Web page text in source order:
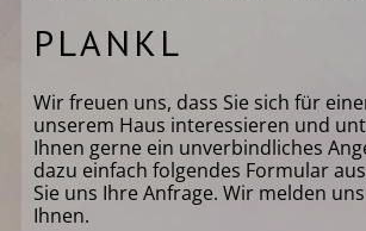
PLANKL
Wir freuen uns, dass Sie sich für
unserem Haus interessieren und
Ihnen gerne ein unverbindliches
dazu einfach folgendes Formular
Sie uns Ihre Anfrage. Wir melden
Ihnen.